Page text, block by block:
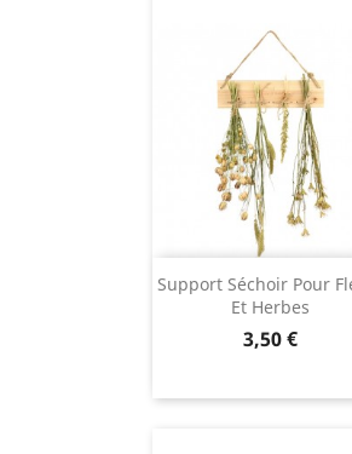
Support Séchoir Pour
Et Herbes
Prix
3,50 €